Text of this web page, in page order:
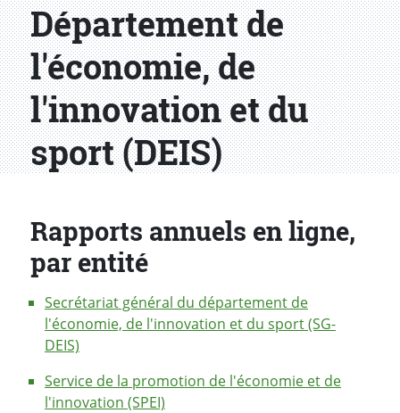
Département de
l'économie, de
l'innovation et du
sport (DEIS)
Rapports annuels en ligne,
par entité
Secrétariat général du département de
l'économie, de l'innovation et du sport (SG-
DEIS)
Service de la promotion de l'économie et de
l'innovation (SPEI)